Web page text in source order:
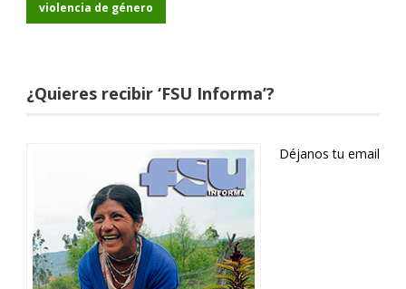
violencia de género
¿Quieres recibir ‘FSU Informa’?
Déjanos tu email